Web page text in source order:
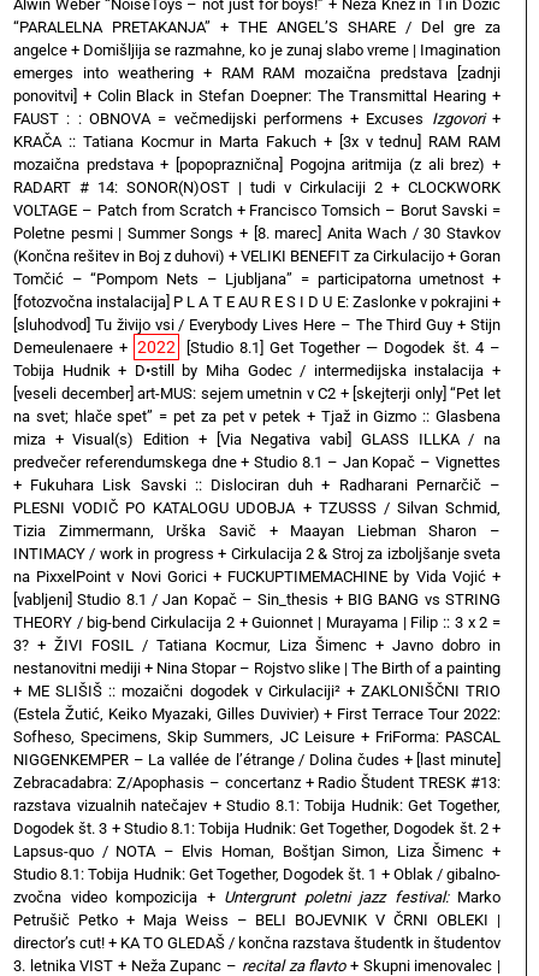
Alwin Weber “NoiseToys – not just for boys!” + Neža Knez in Tin Dožić
“PARALELNA PRETAKANJA” + THE ANGEL’S SHARE / Del gre za
angelce + Domišljija se razmahne, ko je zunaj slabo vreme | Imagination
emerges into weathering+ RAM RAM mozaična predstava [zadnji
ponovitvi] + Colin Black in Stefan Doepner: The Transmittal Hearing +
FAUST : : OBNOVA = večmedijski performens + Excuses Izgovori+
KRAČA :: Tatiana Kocmur in Marta Fakuch + [3x v tednu] RAM RAM
mozaična predstava+ [popopraznična] Pogojna aritmija (z ali brez) +
RADART # 14: SONOR(N)OST | tudi v Cirkulaciji 2 + CLOCKWORK
VOLTAGE – Patch from Scratch+ Francisco Tomsich – Borut Savski =
Poletne pesmi | Summer Songs + [8. marec] Anita Wach / 30 Stavkov
(Končna rešitev in Boj z duhovi) + VELIKI BENEFIT za Cirkulacijo + Goran
Tomčić – “Pompom Nets – Ljubljana” = participatorna umetnost +
[fotozvočna instalacija] P L A T E AU R E S I D U E: Zaslonke v pokrajini+
[sluhodvod] Tu živijo vsi / Everybody Lives Here – The Third Guy + Stijn
Demeulenaere + 2022
[Studio 8.1] Get Together — Dogodek št. 4 –
Tobija Hudnik + D•still by Miha Godec / intermedijska instalacija +
[veseli december] art-MUS: sejem umetnin v C2 + [skejterji only] “Pet let
na svet; hlače spet” = pet za pet v petek + Tjaž in Gizmo :: Glasbena
miza + Visual(s) Edition +
[Via Negativa vabi] GLASS ILLKA / na
predvečer referendumskega dne+Studio 8.1 – Jan Kopač – Vignettes
+ Fukuhara Lisk Savski :: Dislociran duh + Radharani Pernarčič –
PLESNI VODIČ PO KATALOGU UDOBJA + TZUSSS / Silvan Schmid,
Tizia Zimmermann, Urška Savič+ Maayan Liebman Sharon –
INTIMACY / work in progress + Cirkulacija 2 & Stroj za izboljšanje sveta
na PixxelPoint v Novi Gorici+ FUCKUPTIMEMACHINE by Vida Vojić+
[vabljeni] Studio 8.1 / Jan Kopač – Sin_thesis + BIG BANG vs STRING
THEORY / big-bend Cirkulacija 2+Guionnet | Murayama | Filip :: 3 x 2 =
3? + ŽIVI FOSIL / Tatiana Kocmur, Liza Šimenc + Javno dobro in
nestanovitni mediji + Nina Stopar – Rojstvo slike | The Birth of a painting
+ ME SLIŠIŠ :: mozaični dogodek v Cirkulaciji²+ ZAKLONIŠČNI TRIO
(Estela Žutić, Keiko Myazaki, Gilles Duvivier) + First Terrace Tour 2022:
Sofheso, Specimens, Skip Summers, JC Leisure+ FriForma: PASCAL
NIGGENKEMPER – La vallée de l’étrange / Dolina čudes + [last minute]
Zebracadabra: Z/Apophasis – concertanz+ Radio Študent TRESK #13:
razstava vizualnih natečajev +Studio 8.1: Tobija Hudnik: Get Together,
Dogodek št. 3 + Studio 8.1: Tobija Hudnik: Get Together, Dogodek št. 2+
Lapsus-quo / NOTA – Elvis Homan, Boštjan Simon, Liza Šimenc +
Studio 8.1: Tobija Hudnik: Get Together, Dogodek št. 1 + Oblak / gibalno-
zvočna video kompozicija + Untergrunt poletni jazz festival:Marko
Petrušič Petko+ Maja Weiss – BELI BOJEVNIK V ČRNI OBLEKI |
director’s cut! + KA TO GLEDAŠ / končna razstava študentk in študentov
3. letnika VIST + Neža Zupanc – recital za flavto+ Skupni imenovalec |